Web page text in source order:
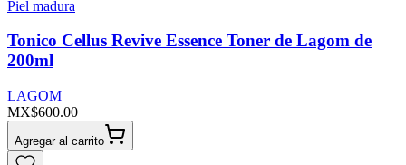
Piel madura
Tonico Cellus Revive Essence Toner de Lagom de
200ml
LAGOM
MX$600.00
Agregar al carrito